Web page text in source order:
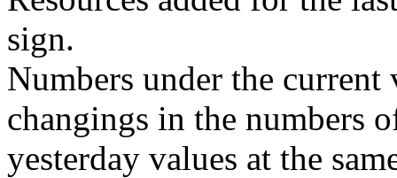
sign.
Numbers under the
changings in the numbers
yesterday values at the